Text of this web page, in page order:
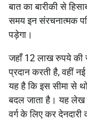
बात का बारीकी से
समय इन संरचनात्मक
पड़ेगा।
जहाँ 12 लाख रुपये की
प्रदान करती है, वहीं
यह है कि इस सीमा से
बदल जाता है। यह लेख
वर्ग के लिए कर